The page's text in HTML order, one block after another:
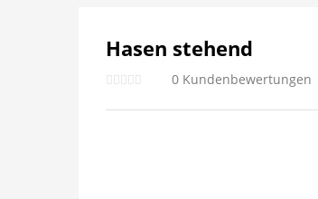
Hasen stehend
0 Kundenbewertungen